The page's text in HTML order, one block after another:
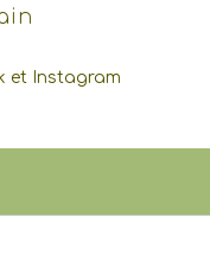
et Instagram